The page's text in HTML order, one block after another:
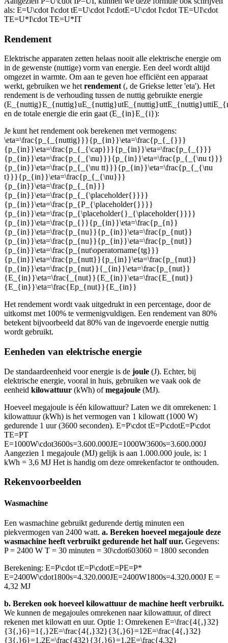
als: E=U\cdot I\cdot tE=U\cdot I\cdotE=U\cdot I\cdot TE=UI\cdot
TE=U*I\cdot TE=U*IT
Rendement
Elektrische apparaten zetten helaas nooit alle elektrische energie om
in de gewenste (nuttige) vorm van energie. Een deel wordt altijd
omgezet in warmte. Om aan te geven hoe efficiënt een apparaat
werkt, gebruiken we het rendement (, de Griekse letter 'eta'). Het
rendement is de verhouding tussen de nuttig gebruikte energie
(
en de totale energie die erin gaat (E_{in}E_{i}):
Je kunt het rendement ook berekenen met vermogens:
\eta=\frac{p_{_{nuttig}}}{p_{in}}\eta=\frac{p_{_{}}}
{p_{in}}\eta=\frac{p_{_{\cap}}}{p_{in}}\eta=\frac{p_{_{}}}
{p_{in}}\eta=\frac{p_{_{\nu}}}{p_{in}}\eta=\frac{p_{_{\nu t}}}
{p_{in}}\eta=\frac{p_{_{\nu tt}}}{p_{in}}\eta=\frac{p_{_{\nu
t}}}{p_{in}}\eta=\frac{p_{_{\nu}}}
{p_{in}}\eta=\frac{p_{_{n}}}
{p_{in}}\eta=\frac{p_{_{\placeholder{}}}}
{p_{in}}\eta=\frac{p_{P_{\placeholder{}}}}
{p_{in}}\eta=\frac{p_{\placeholder{}_{\placeholder{}}}}
{p_{in}}\eta=\frac{p_{}}{p_{in}}\eta=\frac{p_{n}}
{p_{in}}\eta=\frac{p_{nu}}{p_{in}}\eta=\frac{p_{nut}}
{p_{in}}\eta=\frac{p_{nu}}{p_{in}}\eta=\frac{p_{nut}}
{p_{in}}\eta=\frac{p_{nut\operatorname{tg}}}
{p_{in}}\eta=\frac{p_{nutt}}{p_{in}}\eta=\frac{p_{nut}}
{p_{in}}\eta=\frac{p_{nut}}{_{in}}\eta=\frac{p_{nut}}
{E_{in}}\eta=\frac{_{nut}}{E_{in}}\eta=\frac{E_{nut}}
{E_{in}}\eta=\frac{Ep_{nut}}{E_{in}}
Het rendement wordt vaak uitgedrukt in een percentage, door de
uitkomst met 100% te vermenigvuldigen. Een rendement van 80%
betekent bijvoorbeeld dat 80% van de ingevoerde energie nuttig
wordt gebruikt.
Eenheden van elektrische energie
De standaardeenheid voor energie is de joule (J). Echter, bij
elektrische energie, vooral in huis, gebruiken we vaak ook de
eenheid kilowattuur (kWh) ofmegajoule (MJ).
Hoeveel megajoule is één kilowattuur? Laten we dit omrekenen: 1
kilowattuur (kWh) is het vermogen van 1 kilowatt (1000 W)
gedurende 1 uur (3600 seconden). E=P\cdot tE=P\cdotE=P\cdot
TE=PT
E=1000W\cdot3600s=3.600.000JE=1000W3600s=3.600.000J
Aangezien 1 megajoule (MJ) gelijk is aan 1.000.000 joule, is: 1
kWh = 3,6 MJ Het is handig om deze omrekenfactor te onthouden.
Rekenvoorbeelden
Wasmachine
Een wasmachine gebruikt gedurende dertig minuten een
piekvermogen van 2400 watt. a. Bereken hoeveel megajoule deze
wasmachine heeft verbruikt gedurende het half uur. Gegevens:
P = 2400 W T = 30 minuten = 30\cdot603060 = 1800 seconden
Berekening: E=P\cdot tE=P\cdotE=PE=P*
E=2400W\cdot1800s=4.320.000JE=2400W1800s=4.320.000J E =
4,32 MJ
b. Bereken ook hoeveel kilowattuur de machine heeft verbruikt.
We kunnen de megajoules omrekenen naar kilowattuur, of direct
rekenen met kilowatt en uur. Optie 1: Omrekenen E=\frac{4{,}32}
{3{,}6}=1{,}2E=\frac{4{,}32}{3{,}6}=12E=\frac{4{,}32}
{3{,}6}=1.2E=\frac{432}{3{,}6}=1.2E=\frac{4.32}